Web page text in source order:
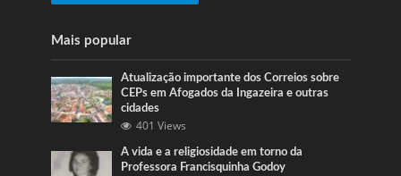
Mais popular
Atualização importante dos Correios sobre
CEPs em Afogados da Ingazeira e outras
cidades
401 Views
A vida e a religiosidade em torno da
Professora Francisquinha Godoy